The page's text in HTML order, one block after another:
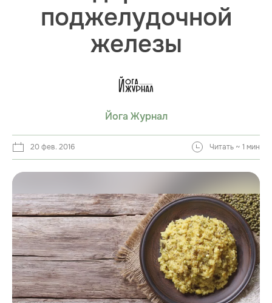
поджелудочной
железы
Йога Журнал
20 фев. 2016 Читать ~ 1 мин